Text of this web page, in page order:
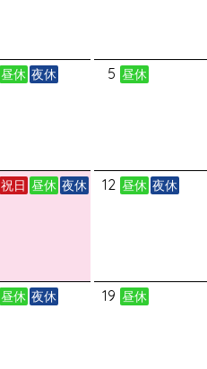
昼休 夜休 5 昼休
祝日 昼休 夜休 12 昼休 夜休
昼休 夜休 19 昼休